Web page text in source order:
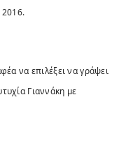
2016.
να επιλέξει να γράψει
Γιαννάκη με